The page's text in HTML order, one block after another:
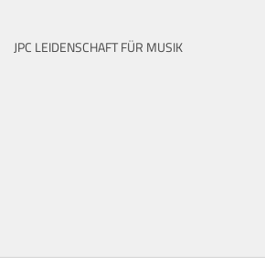
JPC LEIDENSCHAFT FÜR MUSIK